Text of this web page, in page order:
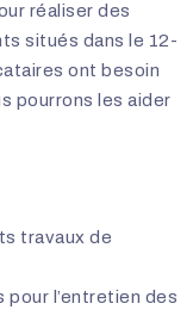
réaliser des
situés dans le 12-
ont besoin
pourrons les aider
travaux de
l’entretien des